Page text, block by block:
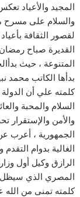
المجيد والأعياد
والسلام على مسرح
لقصور الثقافة
القديرة صباح
المتنوعة ، حيث
بدأها الكاتب محمد
كلمته علي أن
السلام والمحبة
والأمن والإستقرار
الجمهورية ، أعرب
الغالية بدوام
الرازق وكيل أول
المصري الذي سيظل
كلمته تمنى من